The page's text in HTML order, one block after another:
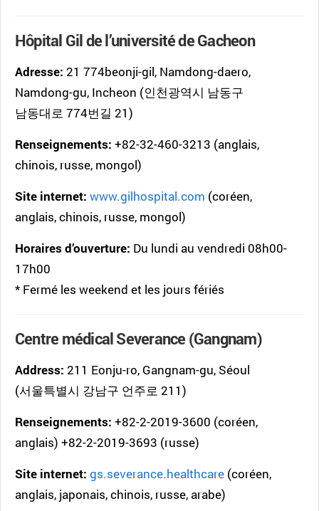
Hôpital Gil de l’université de Gacheon
Adresse: 21 774beonji-gil, Namdong-daero,
Namdong-gu, Incheon (인천광역시 남동구
남동대로 774번길 21)
Renseignements: +82-32-460-3213 (anglais,
chinois, russe, mongol)
Site internet: www.gilhospital.com (coréen,
anglais, chinois, russe, mongol)
Horaires d’ouverture: Du lundi au vendredi 08h00-
17h00
* Fermé les weekend et les jours fériés
Centre médical Severance (Gangnam)
Address: 211 Eonju-ro, Gangnam-gu, Séoul
(서울특별시 강남구 언주로 211)
Renseignements: +82-2-2019-3600 (coréen,
anglais) +82-2-2019-3693 (russe)
Site internet: gs.severance.healthcare (coréen,
anglais, japonais, chinois, russe, arabe)